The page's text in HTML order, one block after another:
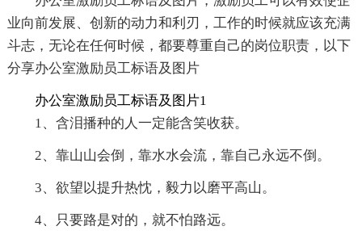
业向前发展、创新的动力和利刃，工作的时候就应该充满
斗志，无论在任何时候，都要尊重自己的岗位职责，以下
分享办公室激励员工标语及图片
办公室激励员工标语及图片1
1、含泪播种的人一定能含笑收获。
2、靠山山会倒，靠水水会流，靠自己永远不倒。
3、欲望以提升热忱，毅力以磨平高山。
4、只要路是对的，就不怕路远。